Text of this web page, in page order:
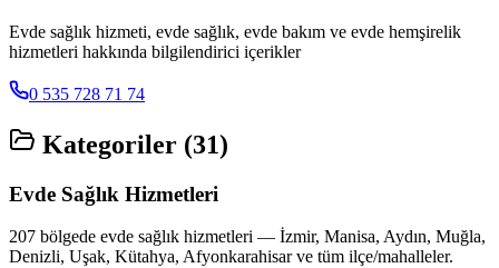
Evde sağlık hizmeti, evde sağlık, evde bakım ve evde hemşirelik
hizmetleri hakkında bilgilendirici içerikler
0 535 728 71 74
Kategoriler (31)
Evde Sağlık Hizmetleri
207 bölgede evde sağlık hizmetleri — İzmir, Manisa, Aydın, Muğla,
Denizli, Uşak, Kütahya, Afyonkarahisar ve tüm ilçe/mahalleler.